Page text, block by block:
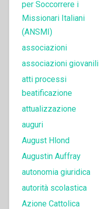
per Soccorrere i
Missionari Italiani
(ANSMI)
associazioni
associazioni giovanili
atti processi
beatificazione
attualizzazione
auguri
August Hlond
Augustin Auffray
autonomia giuridica
autorità scolastica
Azione Cattolica